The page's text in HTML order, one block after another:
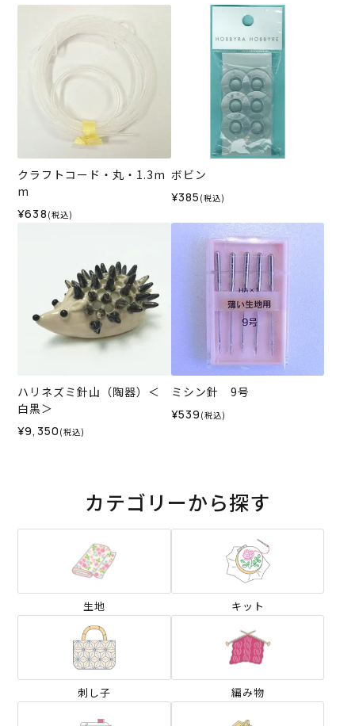
クラフトコード・丸・1.3m
m
¥638 (税込)
ボビン
¥385 (税込)
ハリネズミ針山（陶器）＜
白黒＞
¥9,350 (税込)
ミシン針 9号
¥539 (税込)
カテゴリーから探す
生地 キット
刺し子 編み物